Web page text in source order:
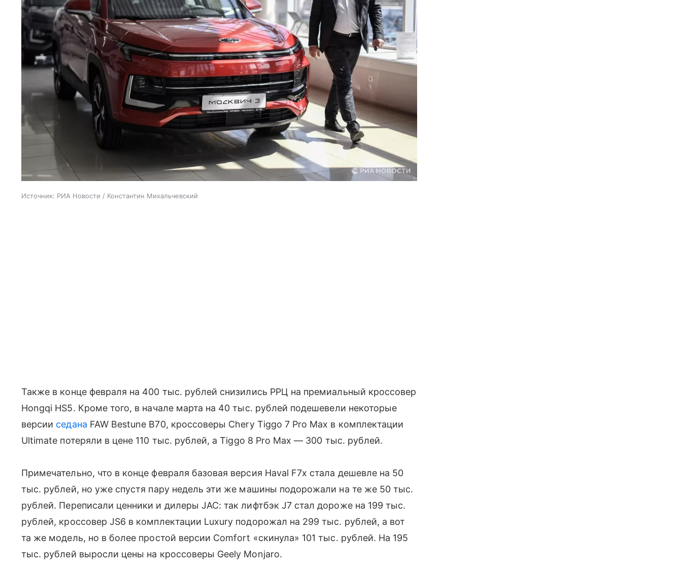
Источник: РИА Новости / Константин Михальчевский
Также в конце февраля на 400 тыс. рублей снизились РРЦ на премиальный кроссовер
Hongqi HS5. Кроме того, в начале марта на 40 тыс. рублей подешевели некоторые
версии седана FAW Bestune B70, кроссоверы Chery Tiggo 7 Pro Max в комплектации
Ultimate потеряли в цене 110 тыс. рублей, а Tiggo 8 Pro Max — 300 тыс. рублей.
Примечательно, что в конце февраля базовая версия Haval F7x стала дешевле на 50
тыс. рублей, но уже спустя пару недель эти же машины подорожали на те же 50 тыс.
рублей. Переписали ценники и дилеры JAC: так лифтбэк J7 стал дороже на 199 тыс.
рублей, кроссовер JS6 в комплектации Luxury подорожал на 299 тыс. рублей, а вот
та же модель, но в более простой версии Comfort «скинула» 101 тыс. рублей. На 195
тыс. рублей выросли цены на кроссоверы Geely Monjaro.